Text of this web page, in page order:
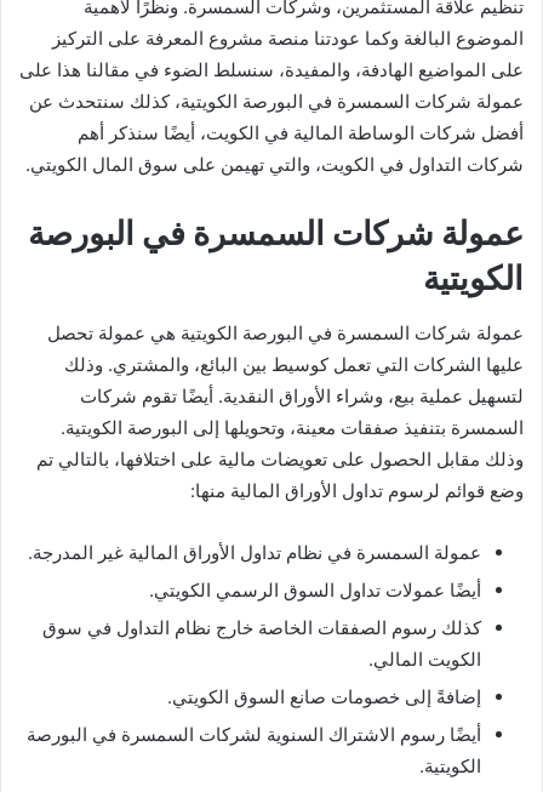
تنظيم علاقة المستثمرين، وشركات السمسرة. ونظرًا لأهمية
الموضوع البالغة وكما عودتنا منصة مشروع المعرفة على التركيز
على المواضيع الهادفة، والمفيدة، سنسلط الضوء في مقالنا هذا على
عمولة شركات السمسرة في البورصة الكويتية، كذلك سنتحدث عن
أفضل شركات الوساطة المالية في الكويت، أيضًا سنذكر أهم
شركات التداول في الكويت، والتي تهيمن على سوق المال الكويتي.
عمولة شركات السمسرة في البورصة
الكويتية
عمولة شركات السمسرة في البورصة الكويتية هي عمولة تحصل
عليها الشركات التي تعمل كوسيط بين البائع، والمشتري. وذلك
لتسهيل عملية بيع، وشراء الأوراق النقدية. أيضًا تقوم شركات
السمسرة بتنفيذ صفقات معينة، وتحويلها إلى البورصة الكويتية.
وذلك مقابل الحصول على تعويضات مالية على اختلافها، بالتالي تم
وضع قوائم لرسوم تداول الأوراق المالية منها:
عمولة السمسرة في نظام تداول الأوراق المالية غير المدرجة.
أيضًا عمولات تداول السوق الرسمي الكويتي.
كذلك رسوم الصفقات الخاصة خارج نظام التداول في سوق
الكويت المالي.
إضافةً إلى خصومات صانع السوق الكويتي.
أيضًا رسوم الاشتراك السنوية لشركات السمسرة في البورصة
الكويتية.